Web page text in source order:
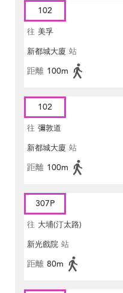
102
往 美孚
新都城大廈 站
距離 100m
102
往 彌敦道
新都城大廈 站
距離 100m
307P
往 大埔(汀太路)
新光戲院 站
距離 80m